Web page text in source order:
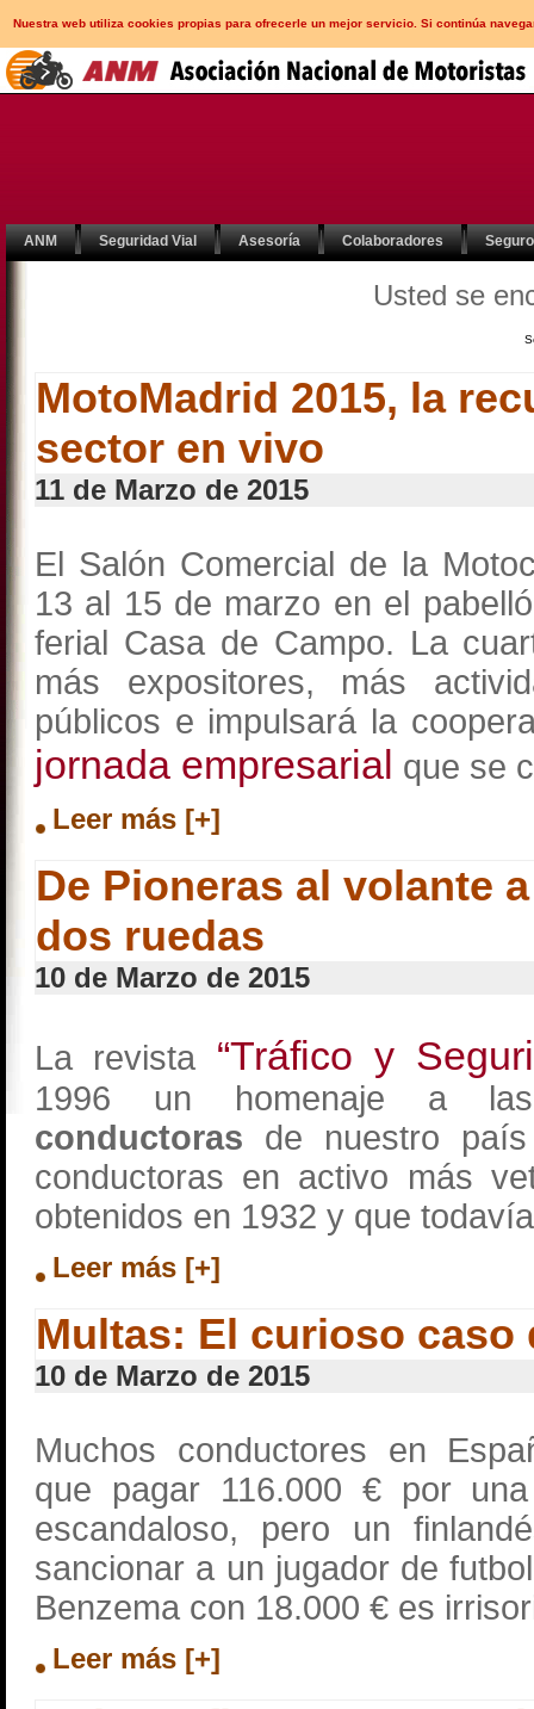
Nuestra web utiliza cookies propias para ofrecerle un mejor servicio. Si continúa
ANM Seguridad Vial Asesoría Colaboradores
Usted se
MotoMadrid 2015, la
sector en vivo
11 de Marzo de 2015
El Salón Comercial de la
13 al 15 de marzo en el
ferial Casa de Campo. La
más expositores, más
públicos e impulsará la
jornada empresarial que se
Leer más [+]
De Pioneras al volante
dos ruedas
10 de Marzo de 2015
La revista “Tráfico y
1996 un homenaje a
conductoras de nuestro
conductoras en activo más
obtenidos en 1932 y que
Leer más [+]
Multas: El curioso caso
10 de Marzo de 2015
Muchos conductores en
que pagar 116.000 € por
escandaloso, pero un
sancionar a un jugador de
Benzema con 18.000 € es
Leer más [+]